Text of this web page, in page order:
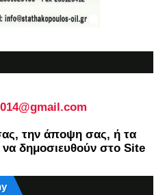
την άποψη σας, ή τα
να δημοσιευθούν στο Site